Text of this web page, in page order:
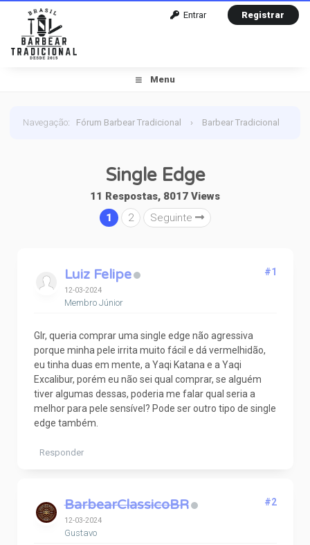
Entrar Registrar
Menu
Navegação: Fórum Barbear Tradicional › Barbear Tradicional
Single Edge
11 Respostas, 8017 Views
1
2 Seguinte
Luiz Felipe
12-03-2024
Membro Júnior
#1
Glr, queria comprar uma single edge não agressiva
porque minha pele irrita muito fácil e dá vermelhidão,
eu tinha duas em mente, a Yaqi Katana e a Yaqi
Excalibur, porém eu não sei qual comprar, se alguém
tiver algumas dessas, poderia me falar qual seria a
melhor para pele sensível? Pode ser outro tipo de single
edge também.
Responder
BarbearClassicoBR
12-03-2024
Gustavo
#2